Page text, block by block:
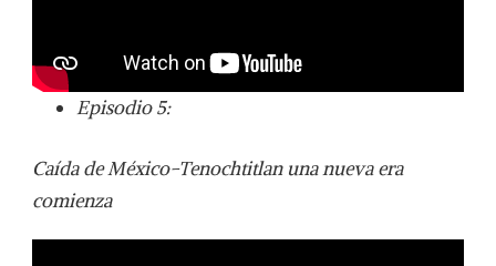
Episodio 5:
Caída de México-Tenochtitlan una nueva era
comienza